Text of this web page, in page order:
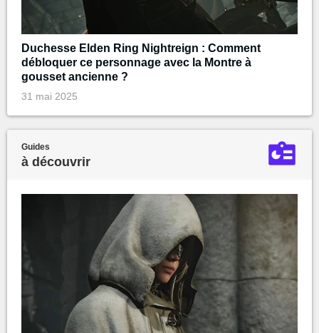
Duchesse Elden Ring Nightreign : Comment
débloquer ce personnage avec la Montre à
gousset ancienne ?
31 mai 2025
Guides
à découvrir